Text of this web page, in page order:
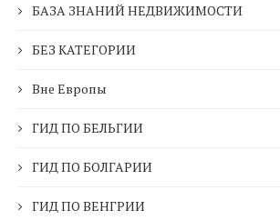
БАЗА ЗНАНИЙ НЕДВИЖИМОСТИ
БЕЗ КАТЕГОРИИ
Вне Европы
ГИД ПО БЕЛЬГИИ
ГИД ПО БОЛГАРИИ
ГИД ПО ВЕНГРИИ